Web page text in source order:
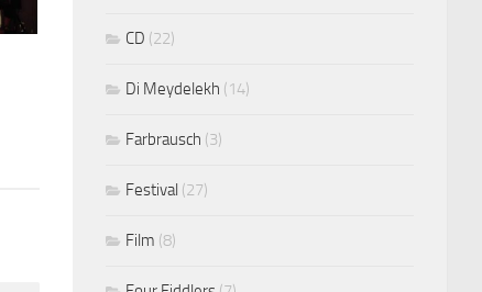
CD (22)
Di Meydelekh (14)
Farbrausch (3)
Festival (27)
Film (8)